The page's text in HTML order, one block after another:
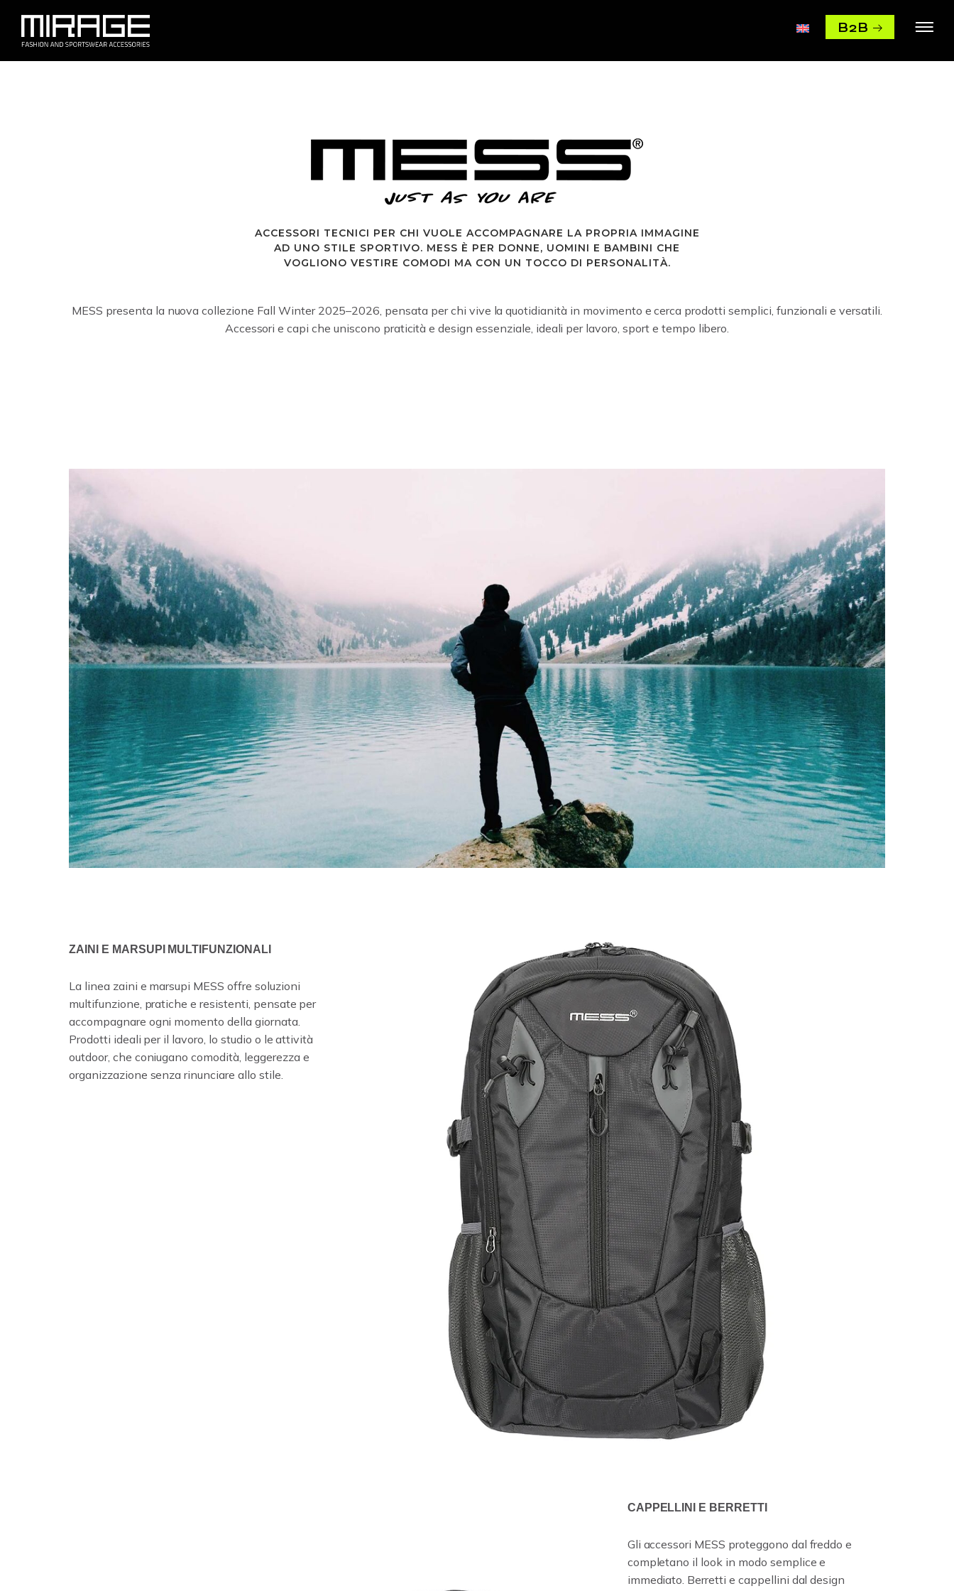
B2B
ACCESSORI TECNICI PER CHI VUOLE ACCOMPAGNARE LA PROPRIA IMMAGINE
AD UNO STILE SPORTIVO. MESS È PER DONNE, UOMINI E BAMBINI CHE
VOGLIONO VESTIRE COMODI MA CON UN TOCCO DI PERSONALITÀ.
MESS presenta la nuova collezione Fall Winter 2025–2026, pensata per chi vive la quotidianità in movimento e cerca prodotti semplici, funzionali e versatili.
Accessori e capi che uniscono praticità e design essenziale, ideali per lavoro, sport e tempo libero.
ZAINI E MARSUPI MULTIFUNZIONALI
La linea zaini e marsupi MESS offre soluzioni
multifunzione, pratiche e resistenti, pensate per
accompagnare ogni momento della giornata.
Prodotti ideali per il lavoro, lo studio o le attività
outdoor, che coniugano comodità, leggerezza e
organizzazione senza rinunciare allo stile.
CAPPELLINI E BERRETTI
Gli accessori MESS proteggono dal freddo e
completano il look in modo semplice e
immediato. Berretti e cappellini dal design